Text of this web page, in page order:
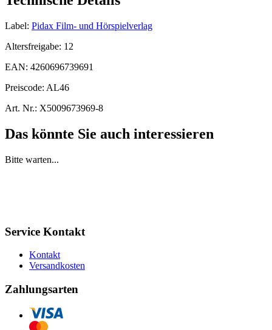
Label: Pidax Film- und Hörspielverlag
Altersfreigabe: 12
EAN: 4260696739691
Preiscode: AL46
Art. Nr.: X5009673969-8
Das könnte Sie auch interessieren
Bitte warten...
Service Kontakt
Kontakt
Versandkosten
Zahlungsarten